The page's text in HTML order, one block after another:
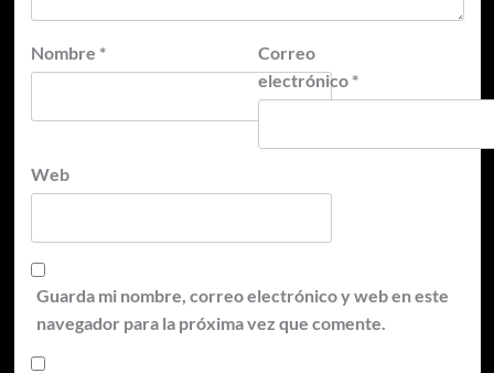
Nombre *
Correo
electrónico *
Web
Guarda mi nombre, correo electrónico y web en este
navegador para la próxima vez que comente.